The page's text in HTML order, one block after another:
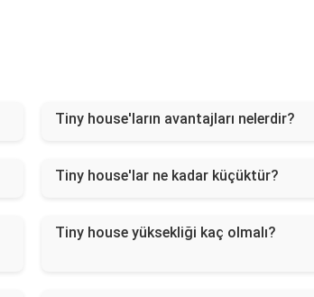
Tiny house'ların avantajları nelerdir?
Tiny house'lar ne kadar küçüktür?
Tiny house yüksekliği kaç olmalı?